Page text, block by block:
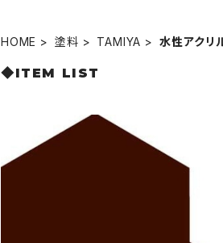
HOME 塗料 TAMIYA 水性アクリ
◆ITEM LIST